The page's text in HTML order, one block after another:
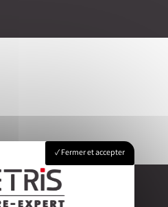
Fermer et accepter